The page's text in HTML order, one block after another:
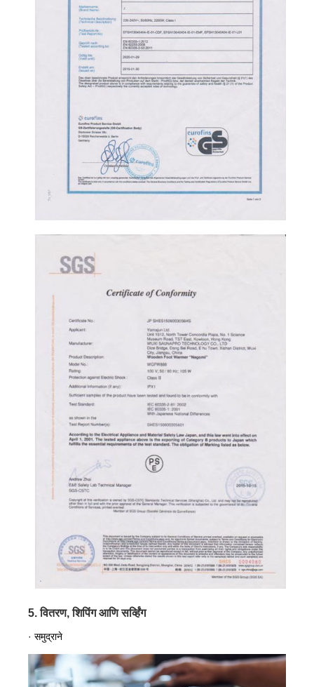
5. वितरण, शिपिंग आणि सर्व्हिंग
· समुद्राने